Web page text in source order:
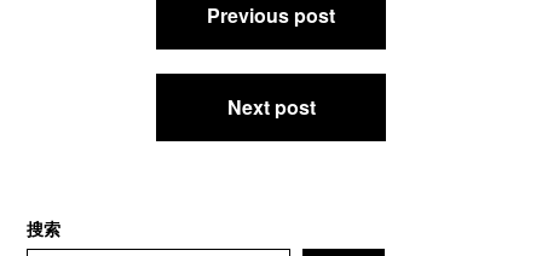
Previous post
Next post
搜索